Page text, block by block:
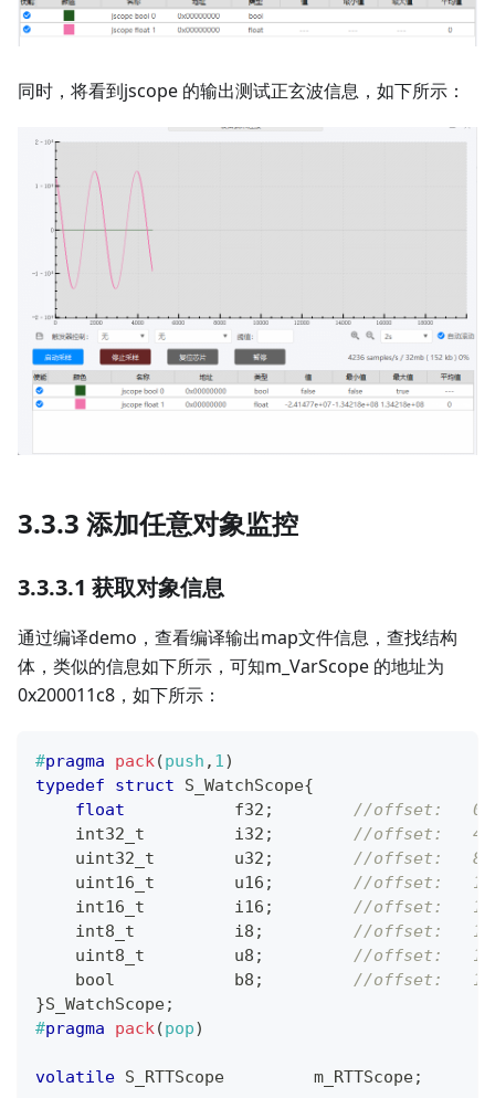
同时，将看到jscope 的输出测试正玄波信息，如下所示：
3.3.3 添加任意对象监控
3.3.3.1 获取对象信息
通过编译demo，查看编译输出map文件信息，查找结构
体，类似的信息如下所示，可知m_VarScope 的地址为
0x200011c8，如下所示：
#pragma pack(push , 1)
typedef
struct S_WatchScope{
float
           f32
;
//offset:   0
int32_t
         i32
;
//offset:   4
uint32_t
        u32
;
//offset:   8
uint16_t
        u16
;
//offset:   12
int16_t
         i16
;
//offset:   14
int8_t
          i8
;
//offset:   16
uint8_t
         u8
;
//offset:   17
    bool            b8
;
//offset:   18
}S_WatchScope;
#pragma pack(pop)
volatile S_RTTScope         m_RTTScope;